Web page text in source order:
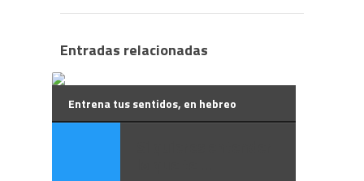
Entradas relacionadas
Entrena tus sentidos, en hebreo